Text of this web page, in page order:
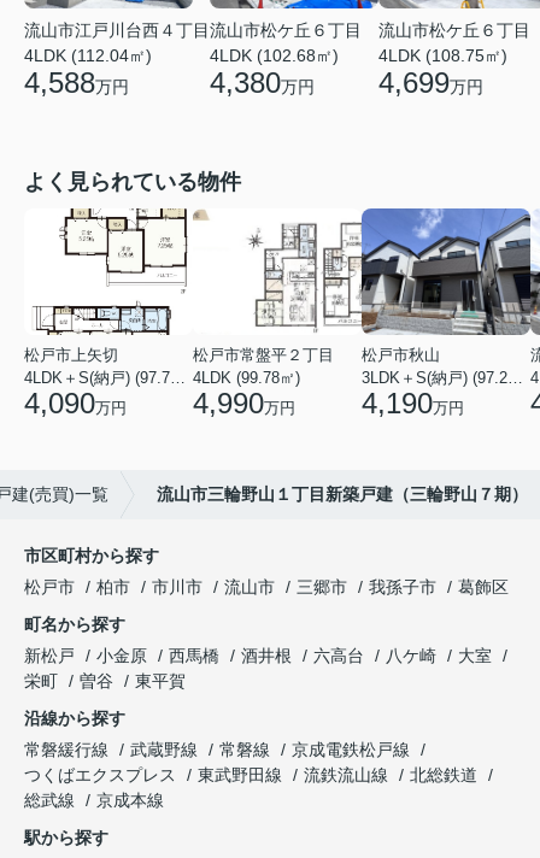
流山市江戸川台西４丁目
4LDK (112.04㎡)
4,588万円
流山市松ケ丘６丁目
4LDK (102.68㎡)
4,380万円
流山市松ケ丘６丁目
4LDK (108.75㎡)
4,699万円
よく見られている物件
松戸市上矢切
4LDK＋S(納戸) (97.71㎡)
4,090万円
松戸市常盤平２丁目
4LDK (99.78㎡)
4,990万円
松戸市秋山
3LDK＋S(納戸) (97.29㎡)
4,190万円
建(売買)一覧 流山市三輪野山１丁目新築戸建（三輪野山７期）
市区町村から探す
松戸市
柏市 市川市 流山市 三郷市 我孫子市
葛飾区
町名から探す
新松戸
小金原 西馬橋 酒井根 六高台 八ケ崎
大室
栄町
曽谷
東平賀
沿線から探す
常磐緩行線
武蔵野線 常磐線
京成電鉄松戸線
つくばエクスプレス
東武野田線 流鉄流山線
北総鉄道
総武線
京成本線
駅から探す